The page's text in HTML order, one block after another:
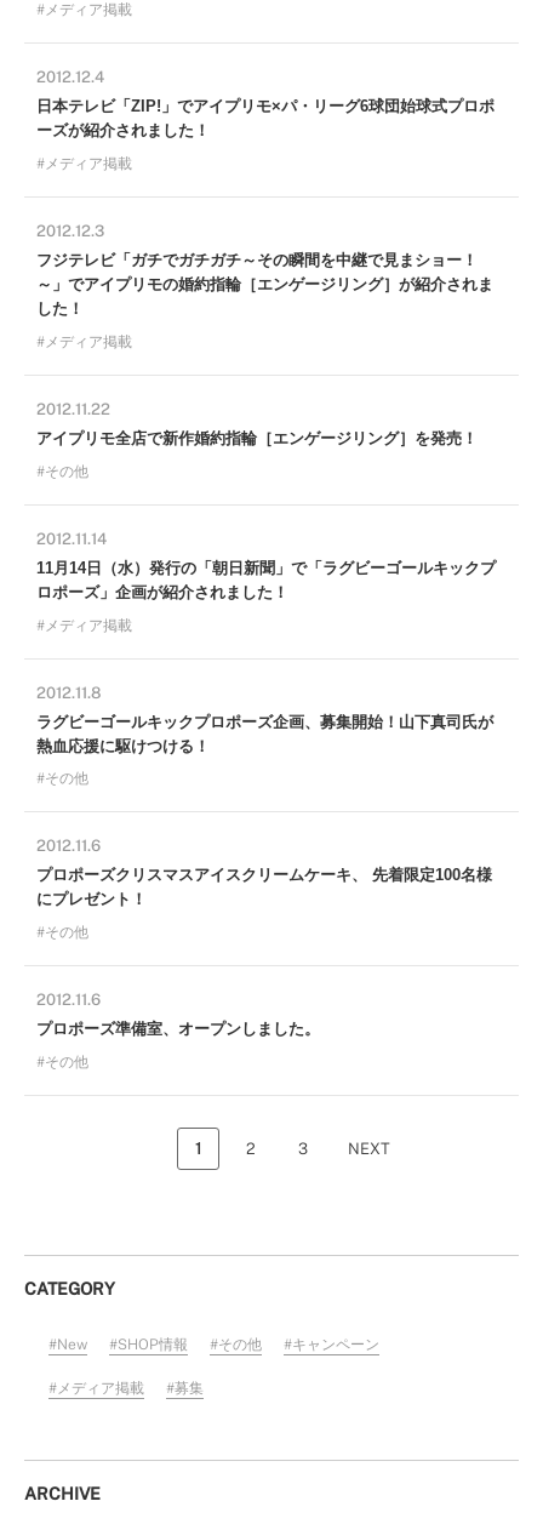
メディア掲載
2012.12.4
日本テレビ「ZIP!」でアイプリモ×パ・リーグ6球団始球式プロポ
ーズが紹介されました！
メディア掲載
2012.12.3
フジテレビ「ガチでガチガチ～その瞬間を中継で見まショー！
～」でアイプリモの婚約指輪［エンゲージリング］が紹介されま
した！
メディア掲載
2012.11.22
アイプリモ全店で新作婚約指輪［エンゲージリング］を発売！
その他
2012.11.14
11月14日（水）発行の「朝日新聞」で「ラグビーゴールキックプ
ロポーズ」企画が紹介されました！
メディア掲載
2012.11.8
ラグビーゴールキックプロポーズ企画、募集開始！山下真司氏が
熱血応援に駆けつける！
その他
2012.11.6
プロポーズクリスマスアイスクリームケーキ、 先着限定100名様
にプレゼント！
その他
2012.11.6
プロポーズ準備室、オープンしました。
その他
1 2 3 NEXT
CATEGORY
New SHOP情報 その他 キャンペーン
メディア掲載 募集
ARCHIVE